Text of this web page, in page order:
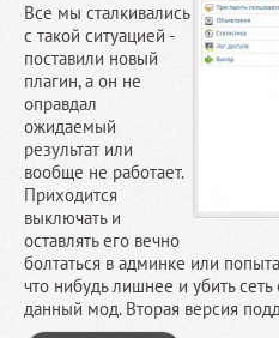
Все мы сталкивались
с такой ситуацией -
поставили новый
плагин, а он не
оправдал
ожидаемый
результат или
вообще не работает.
Приходится
выключать и
оставлять его вечно
болтаться в админке или
что нибудь лишнее и убить
данный мод. Вторая версия